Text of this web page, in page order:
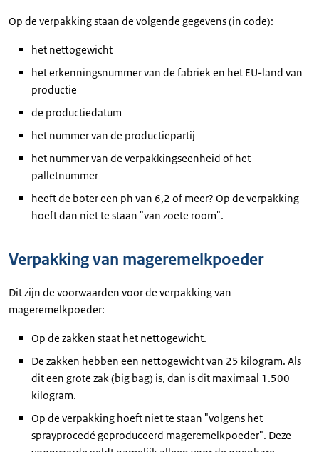
Op de verpakking staan de volgende gegevens (in code):
het nettogewicht
het erkenningsnummer van de fabriek en het EU-land van
productie
de productiedatum
het nummer van de productiepartij
het nummer van de verpakkingseenheid of het
palletnummer
heeft de boter een ph van 6,2 of meer? Op de verpakking
hoeft dan niet te staan "van zoete room".
Verpakking van mageremelkpoeder
Dit zijn de voorwaarden voor de verpakking van
mageremelkpoeder:
Op de zakken staat het nettogewicht.
De zakken hebben een nettogewicht van 25 kilogram. Als
dit een grote zak (big bag) is, dan is dit maximaal 1.500
kilogram.
Op de verpakking hoeft niet te staan "volgens het
sprayprocedé geproduceerd mageremelkpoeder". Deze